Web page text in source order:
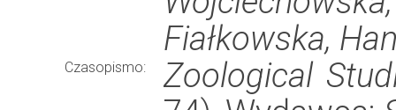
Fiałkowska,
Czasopismo:
Zoological